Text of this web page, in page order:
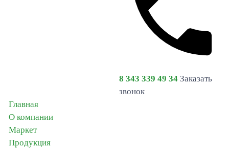
8 343 339 49 34 Заказать
звонок
Главная
О компании
Маркет
Продукция